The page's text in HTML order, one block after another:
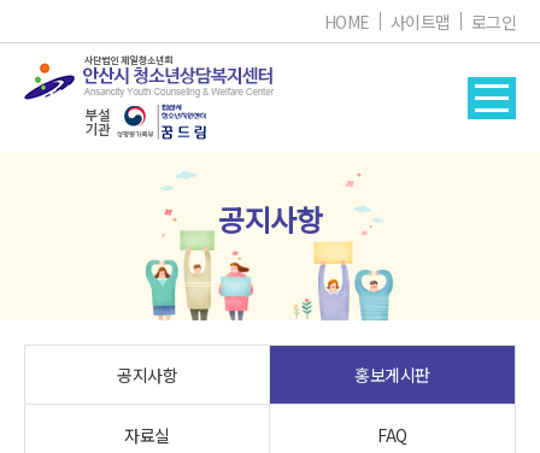
HOME 사이트맵 로그인
공지사항
공지사항 홍보게시판
자료실 FAQ